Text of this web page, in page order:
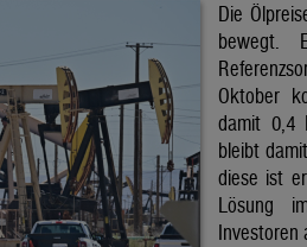
Die
bewegt.
Oktober
damit 0,4
bleibt
diese ist
Lösung
Investoren